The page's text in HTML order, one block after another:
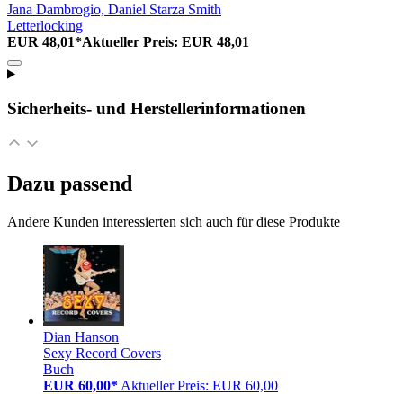
Jana Dambrogio, Daniel Starza Smith
Letterlocking
EUR 48,01*Aktueller Preis: EUR 48,01
Sicherheits- und Herstellerinformationen
Dazu passend
Andere Kunden interessierten sich auch für diese Produkte
Dian Hanson
Sexy Record Covers
Buch
EUR 60,00* Aktueller Preis: EUR 60,00